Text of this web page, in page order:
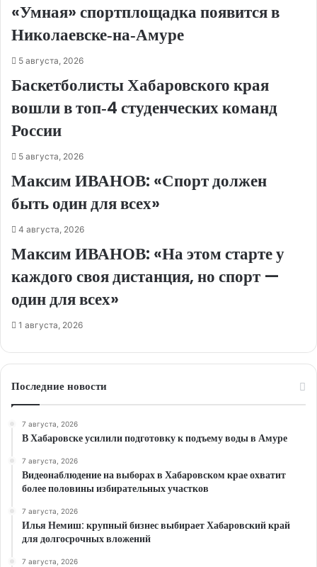
«Умная» спортплощадка появится в
Николаевске‑на‑Амуре
5 августа, 2026
Баскетболисты Хабаровского края
вошли в топ‑4 студенческих команд
России
5 августа, 2026
Максим ИВАНОВ: «Спорт должен
быть один для всех»
4 августа, 2026
Максим ИВАНОВ: «На этом старте у
каждого своя дистанция, но спорт —
один для всех»
1 августа, 2026
Последние новости
7 августа, 2026
В Хабаровске усилили подготовку к подъему воды в Амуре
7 августа, 2026
Видеонаблюдение на выборах в Хабаровском крае охватит
более половины избирательных участков
7 августа, 2026
Илья Немиш: крупный бизнес выбирает Хабаровский край
для долгосрочных вложений
7 августа, 2026